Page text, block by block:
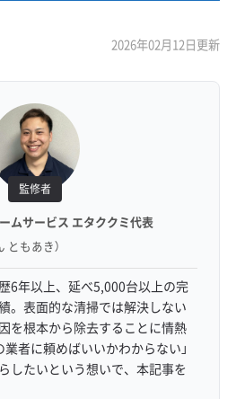
2026年02月12日更新
監修者
ムサービス エタククミ代表
ともあき）
6年以上、延べ5,000台以上の完
。表面的な清掃では解決しない
を根本から除去することに情熱
者に頼めばいいかわからない」
したいという想いで、本記事を